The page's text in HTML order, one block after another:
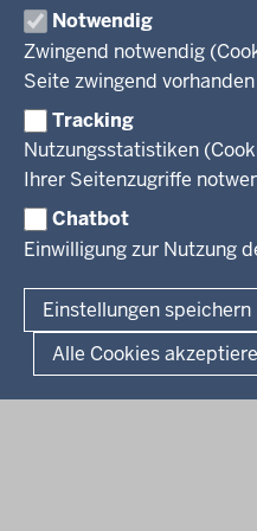
Notwendig
Zwingend notwendig
Seite zwingend
Tracking
Nutzungsstatistiken
Ihrer Seitenzugriffe
Chatbot
Einwilligung zur Nutzung
Einstellungen speichern
Alle Cookies
TIM-online
Webdienste
Leitbild
Personalvertretung
Regierungsbezirk
Reisekostenstelle
Veranstaltungen
Stellenangebote
Stellenangebote Schule
Praktikum
Referendariate
Bewerbung
Vormerkstelle NRW
PRESSE
Mediathek
Newsletter
Pressekontakt
Pressemitteilungen
Publikationen
VERFAHREN UND
Bekanntmachungen
Legionellen
Luftreinhaltepläne
Verfahrensübersichten
Überwachung
Facebook
Instagram
© 2026 Bezirksregierung Köln
Organisationsplan
Dokumente und Ressourcen